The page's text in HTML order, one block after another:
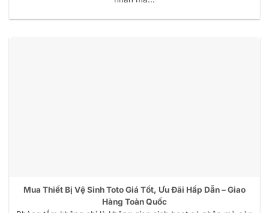
Mua Thiết Bị Vệ Sinh Toto Giá Tốt, Ưu Đãi Hấp Dẫn – Giao
Hàng Toàn Quốc